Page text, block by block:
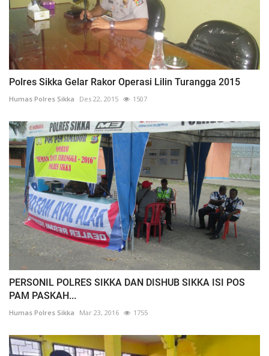
Polres Sikka Gelar Rakor Operasi Lilin Turangga 2015
Humas Polres Sikka Des 22, 2015 1507
PERSONIL POLRES SIKKA DAN DISHUB SIKKA ISI POS
PAM PASKAH...
Humas Polres Sikka Mar 23, 2016 1755